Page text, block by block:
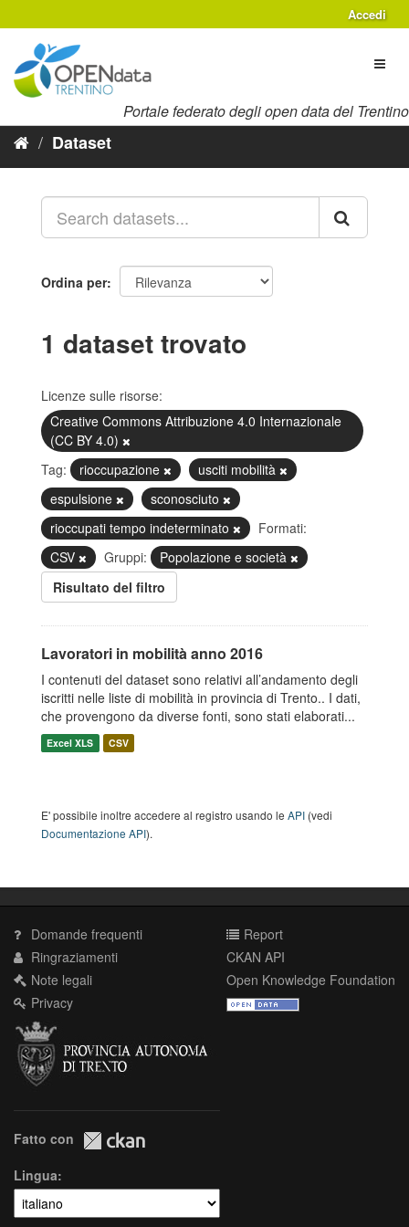
al
contenuto
Accedi
Portale federato degli open data del Trentino
Dataset
Ordina per
1 dataset trovato
Licenze sulle risorse:
Creative Commons Attribuzione 4.0 Internazionale
(CC BY 4.0)
Tag:
rioccupazione
usciti mobilità
espulsione
sconosciuto
rioccupati tempo indeterminato
Formati:
CSV
Gruppi:
Popolazione e società
Risultato del filtro
Lavoratori in mobilità anno 2016
I contenuti del dataset sono relativi all’andamento degli
iscritti nelle liste di mobilità in provincia di Trento.. I dati,
che provengono da diverse fonti, sono stati elaborati...
Excel XLS CSV
E' possibile inoltre accedere al registro usando le API (vedi
Documentazione API).
Domande frequenti
Ringraziamenti
Note legali
Privacy
Report
CKAN API
Open Knowledge Foundation
Fatto con
Lingua